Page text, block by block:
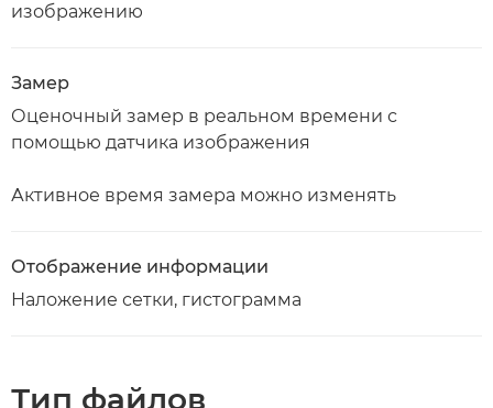
изображению
Замер
Оценочный замер в реальном времени с
помощью датчика изображения
Активное время замера можно изменять
Отображение информации
Наложение сетки, гистограмма
Тип файлов